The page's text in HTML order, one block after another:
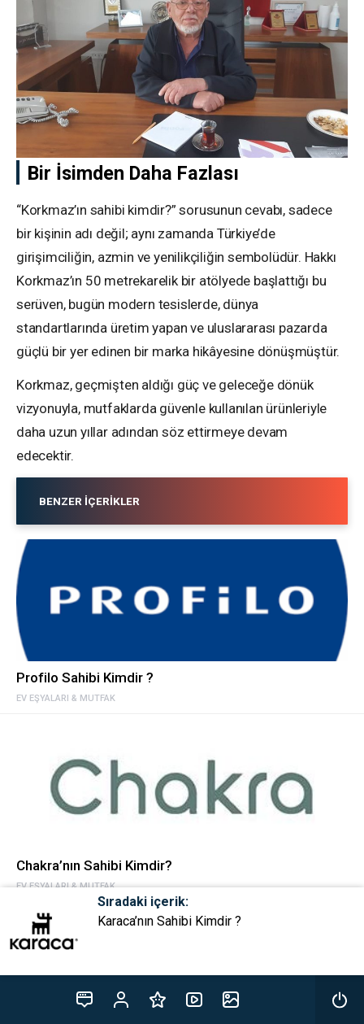
Sıradaki içerik:
Karaca’nın Sahibi Kimdir ?
Bir İsimden Daha Fazlası
“Korkmaz’ın sahibi kimdir?” sorusunun cevabı, sadece
bir kişinin adı değil; aynı zamanda Türkiye’de
girişimciliğin, azmin ve yenilikçiliğin sembolüdür. Hakkı
Korkmaz’ın 50 metrekarelik bir atölyede başlattığı bu
serüven, bugün modern tesislerde, dünya
standartlarında üretim yapan ve uluslararası pazarda
güçlü bir yer edinen bir marka hikâyesine dönüşmüştür.
Korkmaz, geçmişten aldığı güç ve geleceğe dönük
vizyonuyla, mutfaklarda güvenle kullanılan ürünleriyle
daha uzun yıllar adından söz ettirmeye devam
edecektir.
BENZER İÇERIKLER
EV EŞYALARI & MUTFAK
Profilo Sahibi Kimdir ?
EV EŞYALARI & MUTFAK
Chakra’nın Sahibi Kimdir?